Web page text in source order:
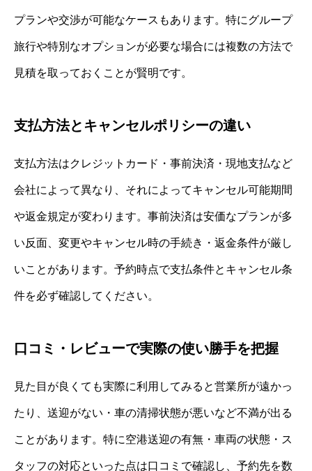
プランや交渉が可能なケースもあります。特にグループ
旅行や特別なオプションが必要な場合には複数の方法で
見積を取っておくことが賢明です。
支払方法とキャンセルポリシーの違い
支払方法はクレジットカード・事前決済・現地支払など
会社によって異なり、それによってキャンセル可能期間
や返金規定が変わります。事前決済は安価なプランが多
い反面、変更やキャンセル時の手続き・返金条件が厳し
いことがあります。予約時点で支払条件とキャンセル条
件を必ず確認してください。
口コミ・レビューで実際の使い勝手を把握
見た目が良くても実際に利用してみると営業所が遠かっ
たり、送迎がない・車の清掃状態が悪いなど不満が出る
ことがあります。特に空港送迎の有無・車両の状態・ス
タッフの対応といった点は口コミで確認し、予約先を数